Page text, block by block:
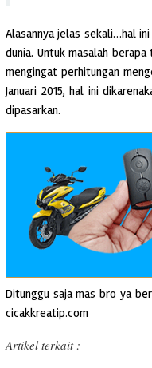
Alasannya jelas sekali…hal
dunia. Untuk masalah
mengingat perhitungan
Januari 2015, hal ini
dipasarkan.
Ditunggu saja mas bro ya
cicakkreatip.com
Artikel terkait :